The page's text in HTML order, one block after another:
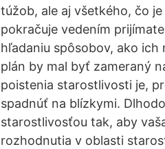
túžob, ale aj všetkého, čo
pokračuje vedením
hľadaniu spôsobov, ako
plán by mal byť zameraný
poistenia starostlivosti je,
spadnúť na blízkymi.
starostlivosťou tak, aby
rozhodnutia v oblasti